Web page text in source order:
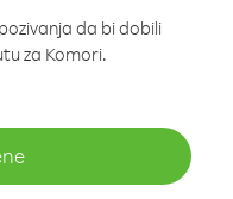
da bi dobili
za Komori.